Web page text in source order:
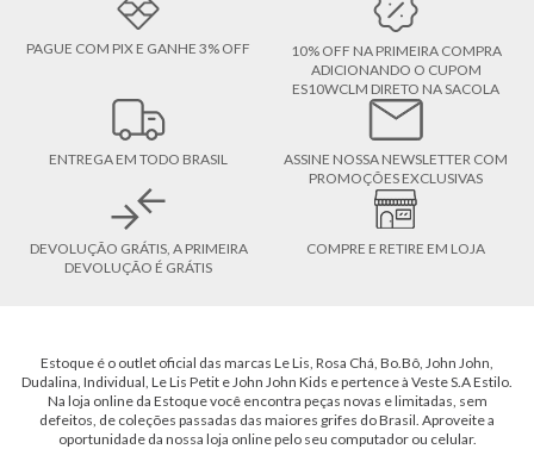
PAGUE COM PIX E GANHE 3% OFF
10% OFF NA PRIMEIRA COMPRA
ADICIONANDO O CUPOM
ES10WCLM DIRETO NA SACOLA
ENTREGA EM TODO BRASIL
ASSINE NOSSA NEWSLETTER COM
PROMOÇÕES EXCLUSIVAS
DEVOLUÇÃO GRÁTIS, A PRIMEIRA
DEVOLUÇÃO É GRÁTIS
COMPRE E RETIRE EM LOJA
Estoque é o outlet oficial das marcas Le Lis, Rosa Chá, Bo.Bô, John John,
Dudalina, Individual, Le Lis Petit e John John Kids e pertence à Veste S.A Estilo.
Na loja online da Estoque você encontra peças novas e limitadas, sem
defeitos, de coleções passadas das maiores grifes do Brasil. Aproveite a
oportunidade da nossa loja online pelo seu computador ou celular.